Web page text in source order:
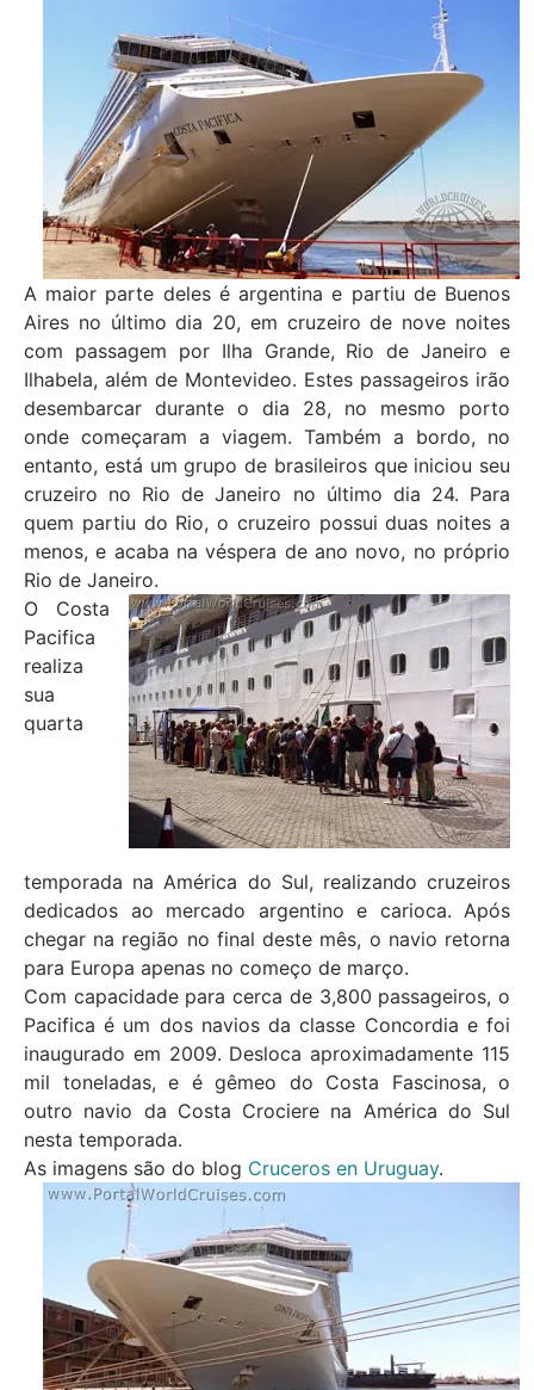
A maior parte deles é argentina e partiu de Buenos
Aires no último dia 20, em cruzeiro de nove noites
com passagem por Ilha Grande, Rio de Janeiro e
Ilhabela, além de Montevideo. Estes passageiros irão
desembarcar durante o dia 28, no mesmo porto
onde começaram a viagem. Também a bordo, no
entanto, está um grupo de brasileiros que iniciou seu
cruzeiro no Rio de Janeiro no último dia 24. Para
quem partiu do Rio, o cruzeiro possui duas noites a
menos, e acaba na véspera de ano novo, no próprio
Rio de Janeiro.
O Costa
Pacifica
realiza
sua
quarta
temporada na América do Sul, realizando cruzeiros
dedicados ao mercado argentino e carioca. Após
chegar na região no final deste mês, o navio retorna
para Europa apenas no começo de março.
Com capacidade para cerca de 3,800 passageiros, o
Pacifica é um dos navios da classe Concordia e foi
inaugurado em 2009. Desloca aproximadamente 115
mil toneladas, e é gêmeo do Costa Fascinosa, o
outro navio da Costa Crociere na América do Sul
nesta temporada.
As imagens são do blog Cruceros en Uruguay.